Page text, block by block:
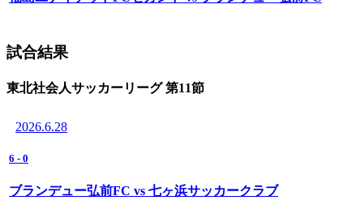
試合結果
東北社会人サッカーリーグ 第11節
2026.6.28
6 - 0
ブランデュー弘前FC vs 七ヶ浜サッカークラブ